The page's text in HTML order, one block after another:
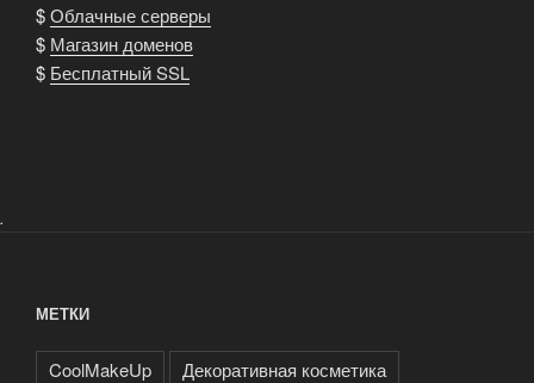
$Облачные серверы
$ Магазин доменов
$ Бесплатный SSL
.
МЕТКИ
CoolMakeUp
Декоративная косметика